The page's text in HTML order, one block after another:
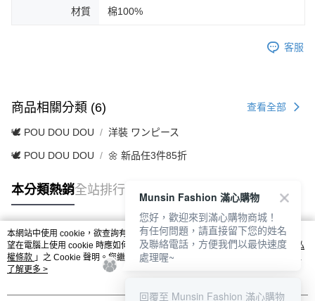
材質 棉100%
客服
商品相關分類 (6) 查看全部
🕊️ POU DOU DOU 洋裝 ワンピース
🕊️ POU DOU DOU 🌼 新品任3件85折
本分類熱銷全站排行
熱門標籤
本網站中使用 cookie，欲查詢有關本網站使用 cookie 方式之詳情，及若您不希
望在電腦上使用 cookie 時應如何變更電腦的 cookie 設定，請參閱本網站「
隱私
權條款 」之 Cookie 聲明。您繼續使用本網站即表示您同意本公司得按本網站使
用條款之 Cookie 聲明使用 cookie。
了解更多 >
Munsin Fashion 滿心購物
您好，歡迎來到滿心購物商城！
有任何問題，請直接留下您的姓名
及聯絡電話，方便我們以最快速度
處理喔~
回覆至 Munsin Fashion 滿心購物